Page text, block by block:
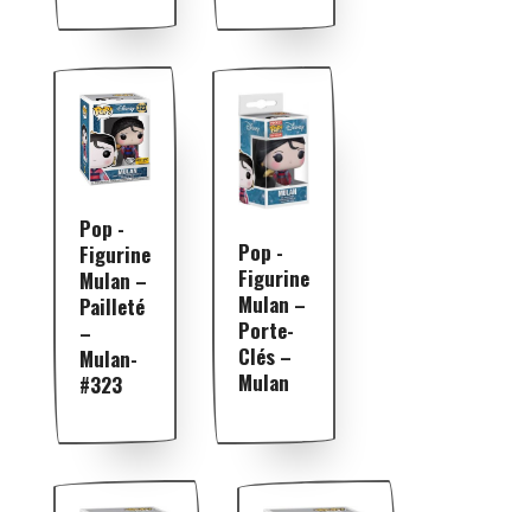
Pop -
Figurine
Mulan –
Pailleté
–
Mulan-
#323
Pop -
Figurine
Mulan –
Porte-
Clés –
Mulan